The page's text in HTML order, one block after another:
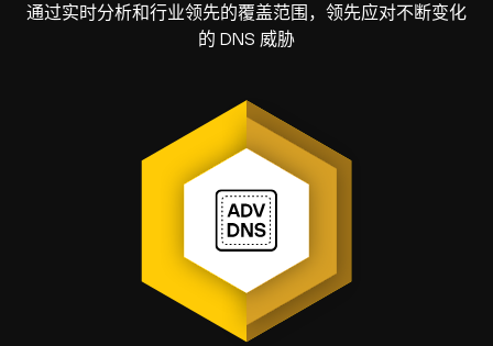
通过实时分析和行业领先的覆盖范围，领先应对不断变化
的 DNS 威胁